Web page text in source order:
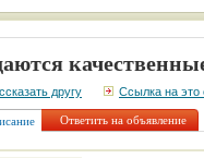
другу Ссылка на это
Ответить на объявление